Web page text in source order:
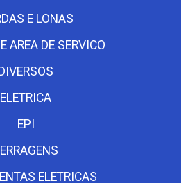
E LONAS
AREA DE SERVICO
ELETRICA
EPI
ELETRICAS